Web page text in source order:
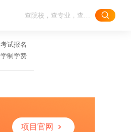
考试报名
学制学费
项目官网